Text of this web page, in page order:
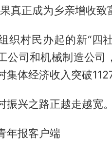
真正成为乡亲增收致
织村民办起的新“
公司和机械制造公
集体经济收入突破
振兴之路正越走越宽。
年报客户端